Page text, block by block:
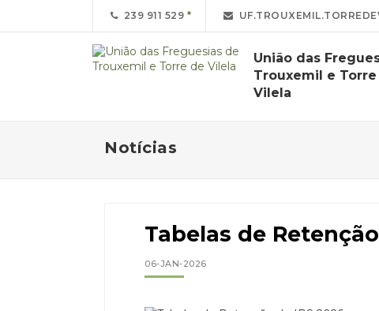
239 911 529
União das
Trouxemil e
Vilela
Notícias
Tabelas de
06-JAN-2026